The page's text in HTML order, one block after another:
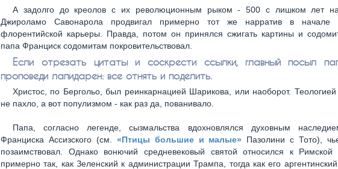
А задолго до креолов с их революционным рыком - 500 с лишком лет
Джироламо Савонарола продвигал примерно тот же нарратив в начале
флорентийской карьеры. Правда, потом он принялся сжигать картины и
папа Франциск содомитам покровительствовал.
Если отрезать цитаты и соскрести ссылки, главный посыл
проповеди лапидарен: все отнять и поделить.
Христос, по Бергольо, был реинкарнацией Шарикова, или наоборот. Теологией
не пахло, а вот популизмом - как раз да, пованивало.
Папа, согласно легенде, сызмальства вдохновлялся духовным
Франциска Ассизского (см. «Птицы большие и малые» Пазолини с Тото),
позаимствовал. Однако вонючий средневековый святой относился к Римской
примерно так, как Зеленский к администрации Трампа, тогда как его аргентинский